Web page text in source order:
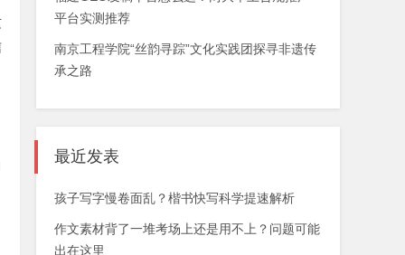
平台实测推荐
南京工程学院“丝韵寻踪”文化实践团探寻非遗传
承之路
最近发表
孩子写字慢卷面乱？楷书快写科学提速解析
作文素材背了一堆考场上还是用不上？问题可能
出在这里